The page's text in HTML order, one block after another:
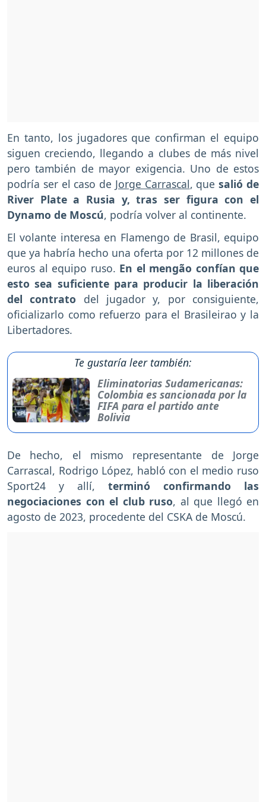
En tanto, los jugadores que confirman el equipo
siguen creciendo, llegando a clubes de más nivel
pero también de mayor exigencia. Uno de estos
podría ser el caso de Jorge Carrascal, quesalió de
River Plate a Rusia y, tras ser figura con el
Dynamo de Moscú, podría volver al continente.
El volante interesa en Flamengo de Brasil, equipo
que ya habría hecho una oferta por 12 millones de
euros al equipo ruso. En el mengão confían que
esto sea suficiente para producir la liberación
del contrato del jugador y, por consiguiente,
oficializarlo como refuerzo para el Brasileirao y la
Libertadores.
Te gustaría leer también:
Eliminatorias Sudamericanas:
Colombia es sancionada por la
FIFA para el partido ante
Bolivia
De hecho, el mismo representante de Jorge
Carrascal, Rodrigo López, habló con el medio ruso
Sport24 y allí, terminó confirmando las
negociaciones con el club ruso, al que llegó en
agosto de 2023, procedente del CSKA de Moscú.